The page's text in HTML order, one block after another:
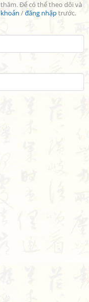
Để có thể theo dõi và
/đăng nhậptrước.